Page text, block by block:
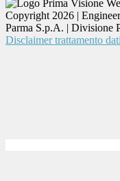
Copyright 2026 |
Parma S.p.A. | Divisione
Disclaimer trattamento